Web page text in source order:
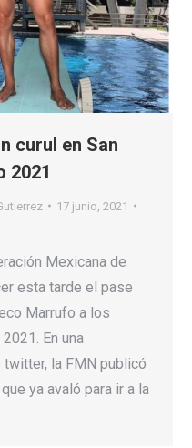
curul en San
2021
17 junio, 2021
Mexicana de
esta tarde el pase
Marrufo a los
En una
la FMN publicó
ya avaló para ir a la